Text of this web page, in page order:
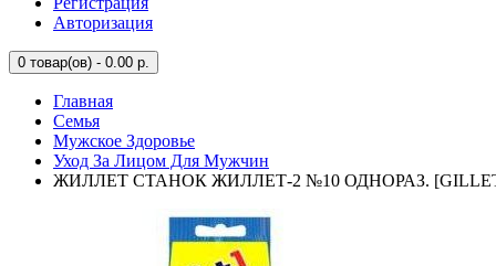
Авторизация
0 товар(ов) - 0.00 р.
Главная
Семья
Мужское Здоровье
Уход За Лицом Для Мужчин
ЖИЛЛЕТ СТАНОК ЖИЛЛЕТ-2 №10 ОДНОРАЗ.